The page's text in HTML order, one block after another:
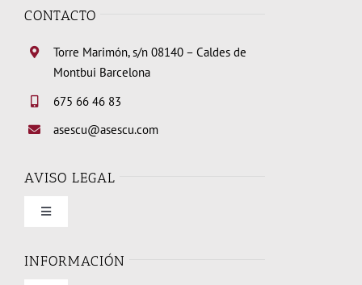
CONTACTO
Torre Marimón, s/n 08140 – Caldes de
Montbui Barcelona
675 66 46 83
asescu@asescu.com
AVISO LEGAL
Toggle
Condiciones de uso
INFORMACIÓN